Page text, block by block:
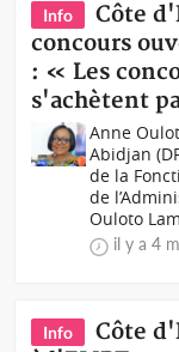
Info
Côte
concours
: « Les
s'achètent
Anne
Abidjan
de la
de
Ouloto
il y a 4
Info
Côte